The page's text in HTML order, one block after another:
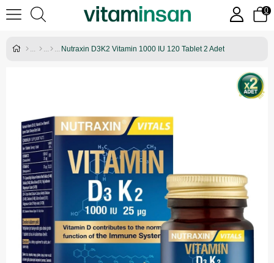
0
Nutraxin D3K2 Vitamin 1000 IU 120 Tablet 2 Adet